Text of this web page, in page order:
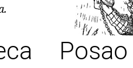
Posao